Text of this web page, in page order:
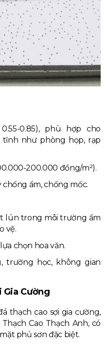
0.85), phù hợp cho
tĩnh như phòng họp, rạp
200.000 đồng/m²).
chống ẩm, chống mốc.
lún trong môi trường ẩm
vệ.
chọn hoa văn.
trường học, không gian
Gia Cường
thạch cao sợi gia cường,
Cao Thạch Anh, có
phủ sơn đặc biệt.